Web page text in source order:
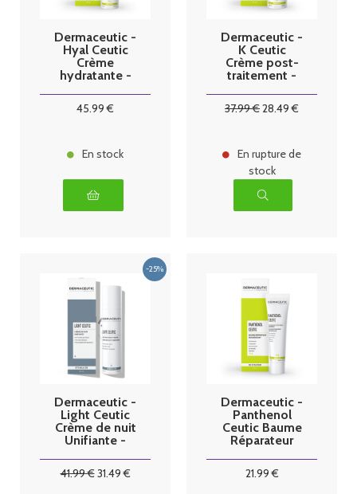
Dermaceutic -
Hyal Ceutic
Crème
hydratante -
45.99 €
En stock
Dermaceutic -
K Ceutic
Crème post-
traitement -
37.99€28.49 €
En rupture de
stock
Dermaceutic -
Light Ceutic
Crème de nuit
Unifiante -
41.99€31.49€
Dermaceutic -
Panthenol
Ceutic Baume
Réparateur
21.99€